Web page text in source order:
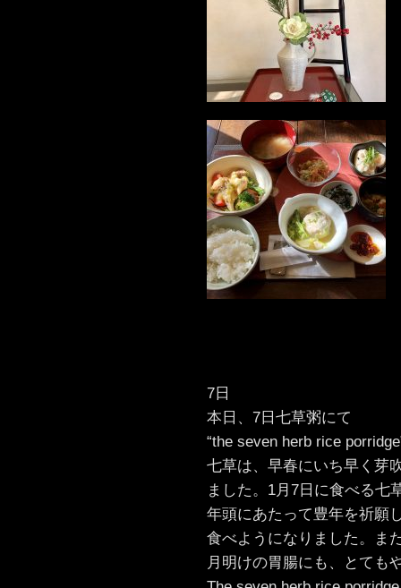
7日
本日、7日七草粥にて
“the seven herb rice
七草は、早春にいち早く芽
ました。1月7日に食べる
年頭にあたって豊年を祈願
食べようになりました。ま
月明けの胃腸にも、とても